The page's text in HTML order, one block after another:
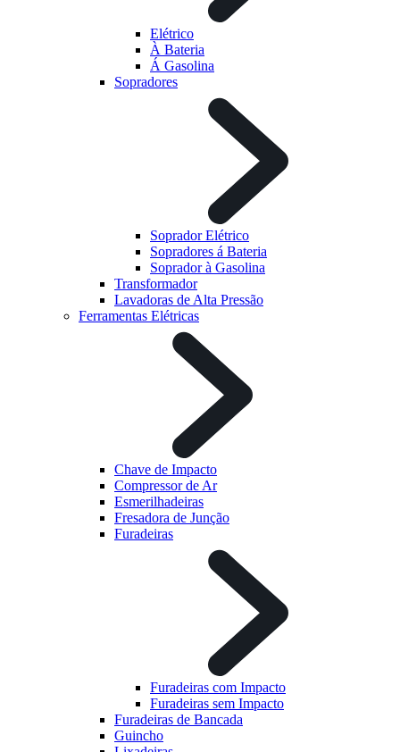
Elétrico
À Bateria
Á Gasolina
Sopradores
Soprador Elétrico
Sopradores á Bateria
Soprador à Gasolina
Transformador
Lavadoras de Alta Pressão
Ferramentas Elétricas
Chave de Impacto
Compressor de Ar
Esmerilhadeiras
Fresadora de Junção
Furadeiras
Furadeiras com Impacto
Furadeiras sem Impacto
Furadeiras de Bancada
Guincho